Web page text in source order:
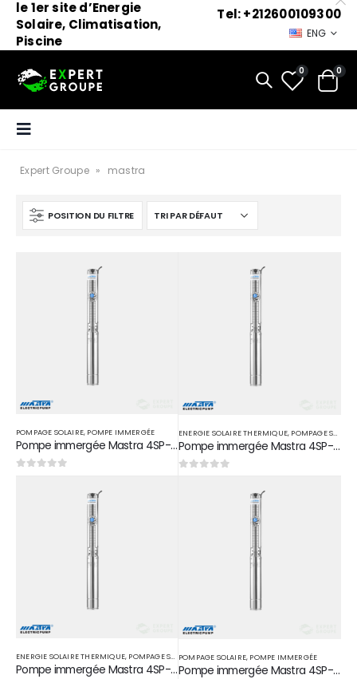
le 1er site d’Energie
Solaire, Climatisation,
Piscine
Tel: +212600109300
ENG
0 0
Expert Groupe » mastra
POSITION DU FILTRE
POMPAGE SOLAIRE, POMPE IMMERGÉE
Pompe immergée Mastra 4SP-5/12M en acier inoxydable 1,5 HP 1,1 KW D 1″1/2
ENERGIE SOLAIRE THERMIQUE, POMPAGE SOLAIRE
Pompe immergée Mastra 4SP-5/17M en acier inoxydable 2 HP 1,5 KW D 1″1/2
ENERGIE SOLAIRE THERMIQUE, POMPAGE SOLAIRE ,POMPE IMMERGÉE
Pompe immergée Mastra 4SP-5/22M en acier inoxydable 3 HP 2,2 KW D 1″1/2
POMPAGE SOLAIRE, POMPE IMMERGÉE
Pompe immergée Mastra 4SP-5/22T en acier inoxydable 3 HP 2,2 KW D 1″1/2